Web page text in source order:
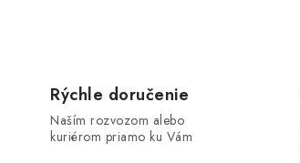
Rýchle doručenie
Naším rozvozom alebo
kuriérom priamo ku Vám